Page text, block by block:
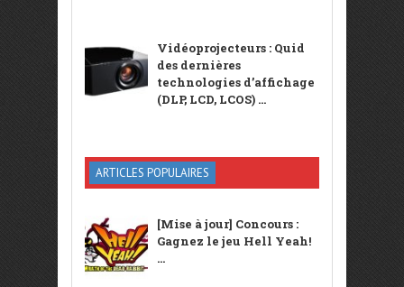
Vidéoprojecteurs : Quid
des dernières
technologies d’affichage
(DLP, LCD, LCOS) ...
ARTICLES POPULAIRES
[Mise à jour] Concours :
Gagnez le jeu Hell Yeah!
...